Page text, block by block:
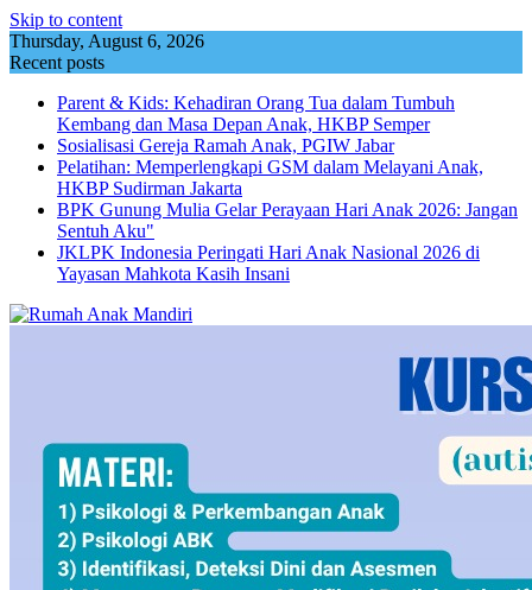
Skip to content
Thursday, August 6, 2026
Recent posts
Parent & Kids: Kehadiran Orang Tua dalam Tumbuh
Kembang dan Masa Depan Anak, HKBP Semper
Sosialisasi Gereja Ramah Anak, PGIW Jabar
Pelatihan: Memperlengkapi GSM dalam Melayani Anak,
HKBP Sudirman Jakarta
BPK Gunung Mulia Gelar Perayaan Hari Anak 2026: Jangan
Sentuh Aku"
JKLPK Indonesia Peringati Hari Anak Nasional 2026 di
Yayasan Mahkota Kasih Insani